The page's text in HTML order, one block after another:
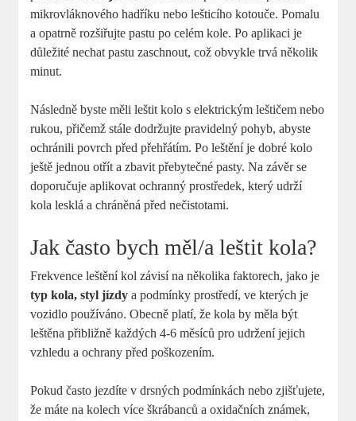
mikrovláknového hadříku nebo lešticího kotouče. Pomalu
a opatrně rozšiřujte pastu po celém kole. Po aplikaci je
důležité nechat pastu zaschnout, což obvykle trvá několik
minut.
Následně byste měli leštit kolo s elektrickým leštičem nebo
rukou, přičemž stále dodržujte pravidelný pohyb, abyste
ochránili povrch před přehřátím. Po leštění je dobré kolo
ještě jednou otřít a zbavit přebytečné pasty. Na závěr se
doporučuje aplikovat ochranný prostředek, který udrží
kola lesklá a chráněná před nečistotami.
Jak často bych měl/a leštit kola?
Frekvence leštění kol závisí na několika faktorech, jako je
typ kola, styl jízdy a podmínky prostředí, ve kterých je
vozidlo používáno. Obecně platí, že kola by měla být
leštěna přibližně každých 4-6 měsíců pro udržení jejich
vzhledu a ochrany před poškozením.
Pokud často jezdíte v drsných podmínkách nebo zjišťujete,
že máte na kolech více škrábanců a oxidačních známek,